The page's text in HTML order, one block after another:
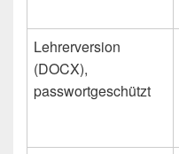
Lehrerversion
(DOCX),
passwortgeschützt